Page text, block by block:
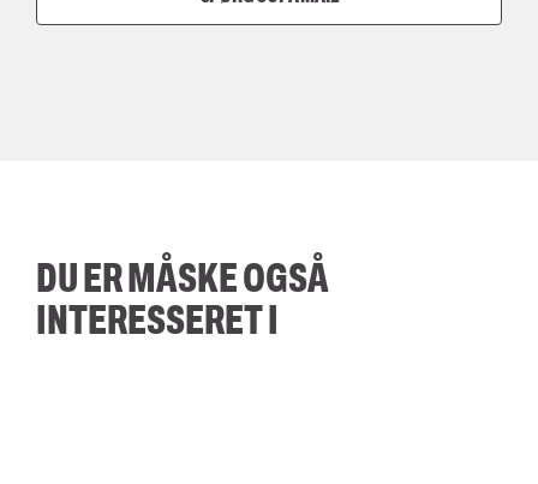
DU ER MÅSKE OGSÅ
INTERESSERET I